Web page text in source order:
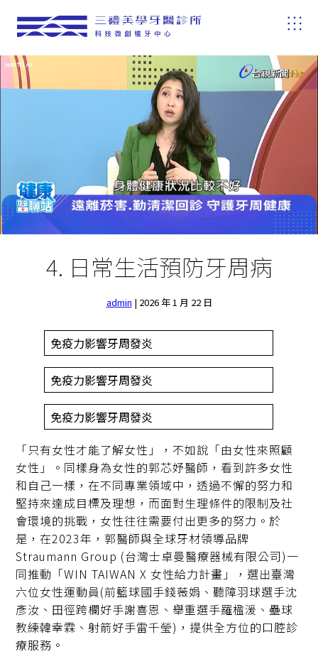
4. 日常生活預防牙周病
admin | 2026 年 1 月 22 日
免疫力影響牙周發炎
免疫力影響牙周發炎
免疫力影響牙周發炎
「只有女性才能了解女性」，不如說「由女性來照顧
女性」。同樣身為女性的郭芯妤醫師，看到許多女性
和自己一樣，在不同專業領域中，透過不懈的努力和
堅持來達成目標及理想，而面對生理條件的限制及社
會環境的挑戰，女性往往需要付出更多的努力。於
是，在2023年，郭醫師與全球牙材領導品牌
Straumann Group (台灣士卓曼醫療器械有限公司)一
同推動「WIN TAIWAN X 女性給力計畫」，選出臺灣
六位女性運動員(前籃球國手錢薇娟、聽障羽球選手沈
彥汝、田徑跨欄好手謝喜恩、舉重選手羅楹湲、壘球
教練韓幸霖、射箭好手雷千瑩)，提供全方位的口腔診
療服務。